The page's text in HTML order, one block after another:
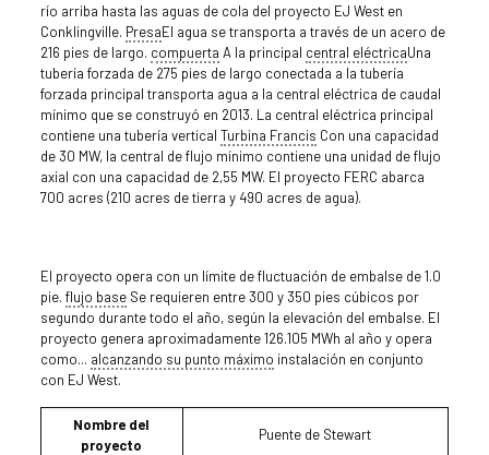
río arriba hasta las aguas de cola del proyecto EJ West en
Conklingville. PresaEl agua se transporta a través de un acero de
216 pies de largo. compuerta A la principal central eléctricaUna
tubería forzada de 275 pies de largo conectada a la tubería
forzada principal transporta agua a la central eléctrica de caudal
mínimo que se construyó en 2013. La central eléctrica principal
contiene una tubería vertical Turbina Francis Con una capacidad
de 30 MW, la central de flujo mínimo contiene una unidad de flujo
axial con una capacidad de 2,55 MW. El proyecto FERC abarca
700 acres (210 acres de tierra y 490 acres de agua).
El proyecto opera con un límite de fluctuación de embalse de 1.0
pie. flujo baseSe requieren entre 300 y 350 pies cúbicos por
segundo durante todo el año, según la elevación del embalse. El
proyecto genera aproximadamente 126.105 MWh al año y opera
como... alcanzando su punto máximo instalación en conjunto
con EJ West.
Nombre del
proyecto
Puente de Stewart